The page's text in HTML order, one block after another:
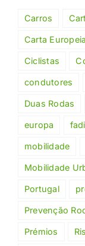
Carros
Carta
Ciclistas
condutores
Duas Rodas
europa
mobilidade
Mobilidade
Portugal
Prevenção
Prémios